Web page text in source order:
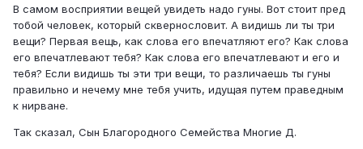
В самом восприятии вещей увидеть надо гуны. Вот стоит пред
тобой человек, который сквернословит. А видишь ли ты три
вещи? Первая вещь, как слова его впечатляют его? Как слова
его впечатлевают тебя? Как слова его впечатлевают и его и
тебя? Если видишь ты эти три вещи, то различаешь ты гуны
правильно и нечему мне тебя учить, идущая путем праведным
к нирване.
Так сказал, Сын Благородного Семейства Многие Д.